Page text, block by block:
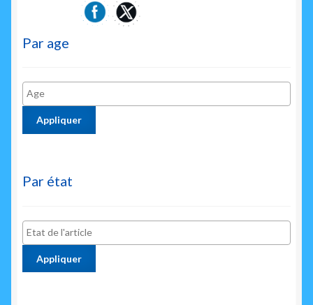
Par age
Appliquer
Par état
Appliquer